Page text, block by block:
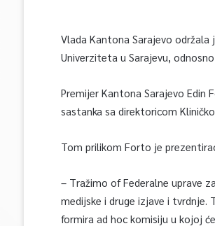
Vlada Kantona Sarajevo održala
Univerziteta u Sarajevu,
Premijer Kantona Sarajevo Edin
sastanka sa direktoricom
Tom prilikom Forto je
– Tražimo of Federalne uprave
medijske i druge izjave i tvrdnje.
formira ad hoc komisiju u kojoj